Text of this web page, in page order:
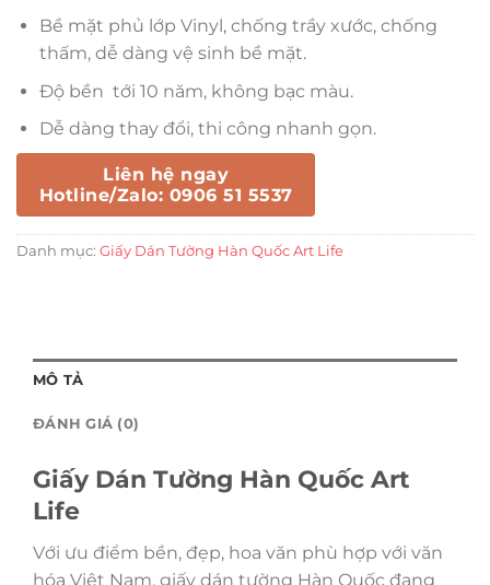
Bề mặt phủ lớp Vinyl, chống trầy xước, chống
thấm, dễ dàng vệ sinh bề mặt.
Độ bền tới 10 năm, không bạc màu.
Dễ dàng thay đổi, thi công nhanh gọn.
Liên hệ ngay
Hotline/Zalo: 0906 51 5537
Danh mục: Giấy Dán Tường Hàn Quốc Art Life
MÔ TẢ
ĐÁNH GIÁ (0)
Giấy Dán Tường Hàn Quốc Art
Life
Với ưu điểm bền, đẹp, hoa văn phù hợp với văn
hóa Việt Nam, giấy dán tường Hàn Quốc đang